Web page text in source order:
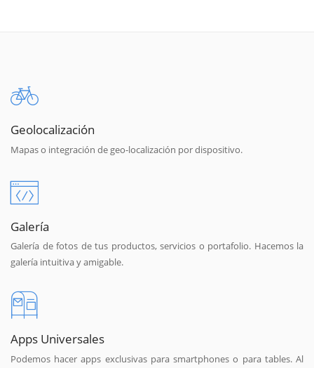
Geolocalización
Mapas o integración de geo-localización por dispositivo.
Galería
Galería de fotos de tus productos, servicios o portafolio. Hacemos la
galería intuitiva y amigable.
Apps Universales
Podemos hacer apps exclusivas para smartphones o para tables. Al